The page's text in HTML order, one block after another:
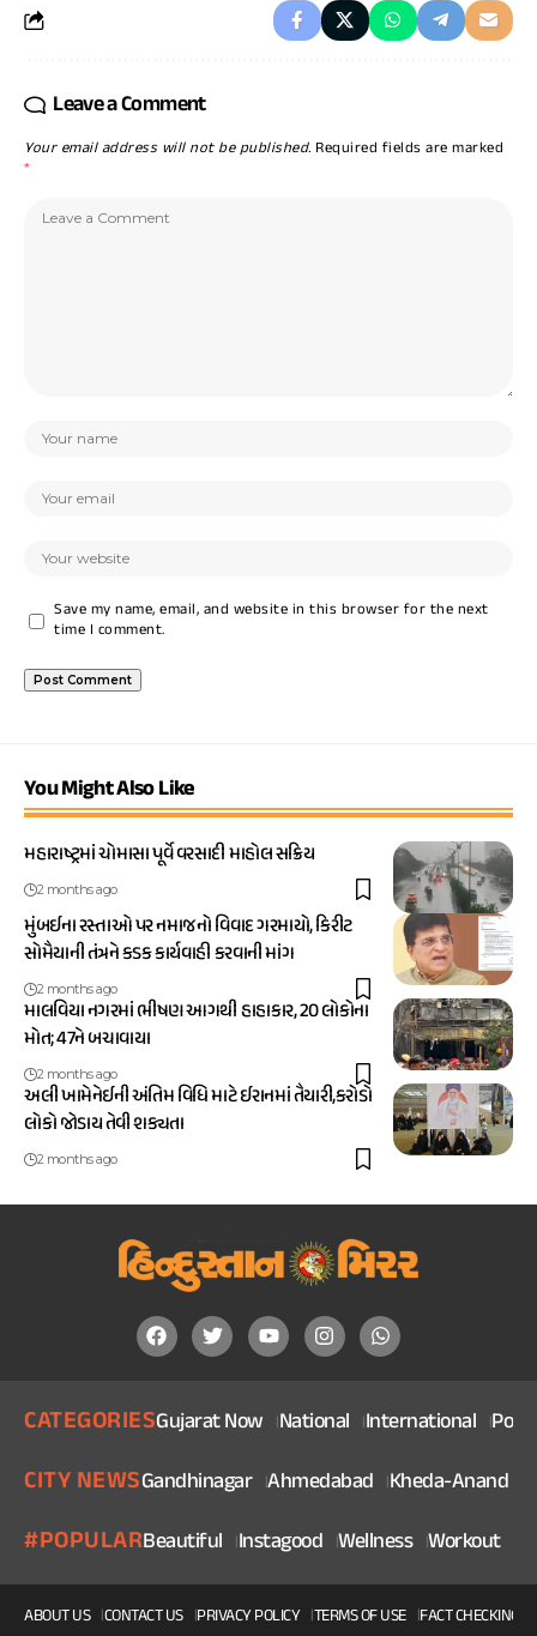
Leave a Comment
Your email address will not be published. Required fields are marked
*
Save my name, email, and website in this browser for the next
time I comment.
You Might Also Like
મહારાષ્ટ્રમાં ચોમાસા પૂર્વે વરસાદી માહોલ સક્રિય
2 months ago
મુંબઈના રસ્તાઓ પર નમાજનો વિવાદ ગરમાયો, કિરીટ
સોમૈયાની તંત્રને કડક કાર્યવાહી કરવાની માંગ
2 months ago
માલવિયા નગરમાં ભીષણ આગથી હાહાકાર, 20 લોકોના
મોત; 47ને બચાવાયા
2 months ago
અલી ખામેનેઈની અંતિમ વિધિ માટે ઈરાનમાં તૈયારી,કરોડો
લોકો જોડાય તેવી શક્યતા
2 months ago
CATEGORIESGujarat Now National International
CITY NEWSGandhinagar Ahmedabad Kheda-Anand
#POPULARBeautiful Instagood Wellness Workout
ABOUT US CONTACT US PRIVACY POLICY TERMS OF USE FACT CHECKING